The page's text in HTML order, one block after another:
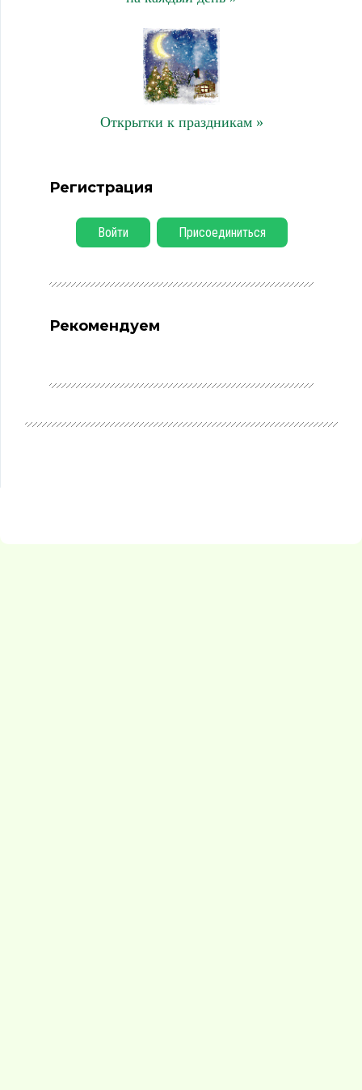
Открытки к праздникам »
Регистрация
Войти Присоединиться
Рекомендуем